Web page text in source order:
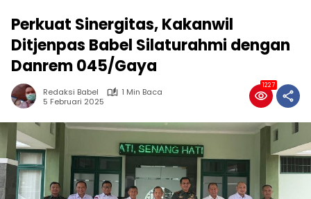
Perkuat Sinergitas, Kakanwil
Ditjenpas Babel Silaturahmi dengan
Danrem 045/Gaya
Redaksi Babel
1 Min Baca
5 Februari 2025
1227